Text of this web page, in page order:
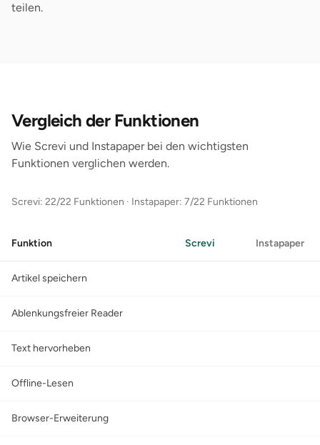
teilen.
Vergleich der Funktionen
Wie Screvi und Instapaper bei den wichtigsten
Funktionen verglichen werden.
Screvi: 22/22 Funktionen · Instapaper: 7/22 Funktionen
Funktion Screvi Instapaper
Artikel speichern
Ablenkungsfreier Reader
Text hervorheben
Offline-Lesen
Browser-Erweiterung